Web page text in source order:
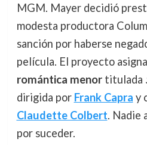
MGM. Mayer decidió
modesta productora
sanción por haberse
película. El proyecto
romántica menortitulada
dirigida por Frank Capra y
Claudette Colbert. Nadie
por suceder.